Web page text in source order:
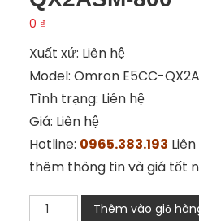
0 ₫
Xuất xứ: Liên hệ
Model: Omron E5CC-
Tình trạng: Liên hệ
Giá: Liên hệ
Hotline: 0965.383.193
thêm thông tin và giá tốt
Thêm vào giỏ